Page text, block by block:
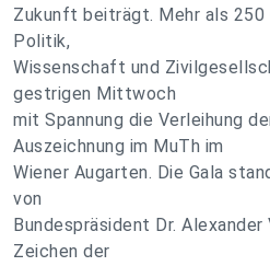
Zukunft beiträgt. Mehr als
Politik,
Wissenschaft und
gestrigen Mittwoch
mit Spannung die Verleihung
Auszeichnung im MuTh im
Wiener Augarten. Die Gala
von
Bundespräsident Dr. Alexander
Zeichen der